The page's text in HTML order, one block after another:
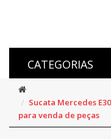
CATEGORIAS
Sucata Mercedes
para venda de peças